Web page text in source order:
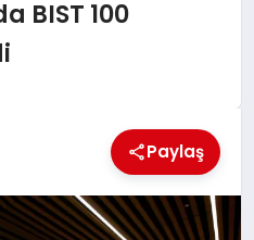
BIST 100
Paylaş